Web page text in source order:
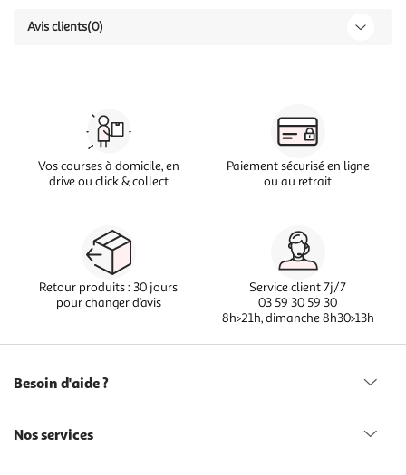
Avis clients(0)
Vos courses à domicile, en
drive ou click & collect
Paiement sécurisé en ligne
ou au retrait
Retour produits : 30 jours
pour changer d’avis
Service client 7j/7
03 59 30 59 30
8h>21h, dimanche 8h30>13h
Besoin d'aide ?
Nos services